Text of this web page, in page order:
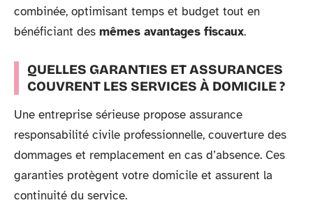
combinée, optimisant temps et budget tout en
bénéficiant des mêmes avantages fiscaux.
QUELLES GARANTIES ET ASSURANCES
COUVRENT LES SERVICES À DOMICILE ?
Une entreprise sérieuse propose assurance
responsabilité civile professionnelle, couverture des
dommages et remplacement en cas d’absence. Ces
garanties protègent votre domicile et assurent la
continuité du service.